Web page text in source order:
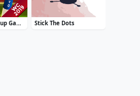
Cricket World Cup Game 2019 Mini Ground Cricke Stick The Dots